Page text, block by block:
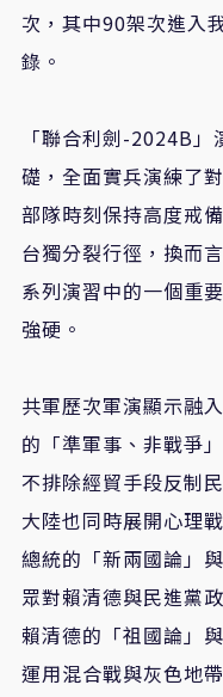
次，其中90架次進入
錄。
「聯合利劍-2024B
礎，全面實兵演練了
部隊時刻保持高度戒
台獨分裂行徑，換而
系列演習中的一個重
強硬。
共軍歷次軍演顯示融
的「準軍事、非戰爭
不排除經貿手段反制
大陸也同時展開心理
總統的「新兩國論」
眾對賴清德與民進黨
賴清德的「祖國論」
運用混合戰與灰色地